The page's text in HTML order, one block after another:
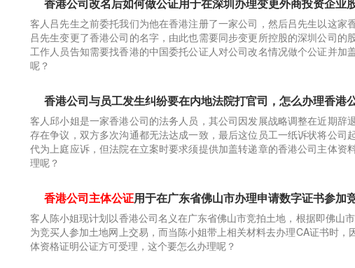
客人吕先生之前委托我们为他在香港注册了一家公司，然后吕先生以这家
吕先生变更了香港公司的名字，由此也需要同步变更所控股的深圳公司的
工作人员告知需要找香港的中国委托公证人对公司改名情况做个公证并加
呢？
香港公司与员工发生纠纷要在内地法院打官司，怎么办理香港
客人邱小姐是一家香港公司的法务人员，其公司因发展战略调整在近期辞
存在争议，双方多次沟通都无法达成一致，最后这位员工一纸诉状将公司
代为上庭应诉，但法院在立案时要求须提供加盖转递章的香港公司主体资
理呢？
香港公司主体公证用于在广东省佛山市办理申请数字证书参加
客人陈小姐现计划以香港公司名义在广东省佛山市竞拍土地，根据即佛山
为竞买人参加土地网上交易，而当陈小姐带上相关材料去办理CA证书时
体资格证明公证方可受理，这个要怎么办理呢？